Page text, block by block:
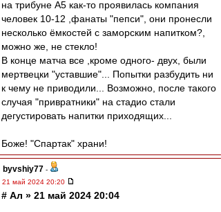
на трибуне А5 как-то проявилась компания
человек 10-12 ,фанаты "пепси", они пронесли
несколько ёмкостей с заморским напитком?,
можно же, не стекло!
В конце матча все ,кроме одного- двух, были
мертвецки "уставшие"... Попытки разбудить ни
к чему не приводили... Возможно, после такого
случая "привратники" на стадио стали
дегустировать напитки приходящих...
Боже! "Спартак" храни!
byvshiy77 -
21 май 2024 20:20
# Ал » 21 май 2024 20:04